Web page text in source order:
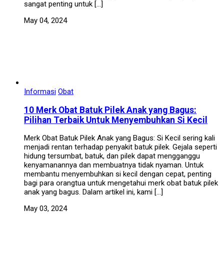
sangat penting untuk […]
May 04, 2024
Informasi Obat
10 Merk Obat Batuk Pilek Anak yang Bagus:
Pilihan Terbaik Untuk Menyembuhkan Si Kecil
Merk Obat Batuk Pilek Anak yang Bagus: Si Kecil sering kali
menjadi rentan terhadap penyakit batuk pilek. Gejala seperti
hidung tersumbat, batuk, dan pilek dapat mengganggu
kenyamanannya dan membuatnya tidak nyaman. Untuk
membantu menyembuhkan si kecil dengan cepat, penting
bagi para orangtua untuk mengetahui merk obat batuk pilek
anak yang bagus. Dalam artikel ini, kami […]
May 03, 2024